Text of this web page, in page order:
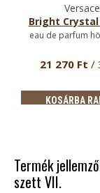
Versace
Bright
eau de parfum
21 270 Ft /
KOSÁRBA
Termék
szett VII.